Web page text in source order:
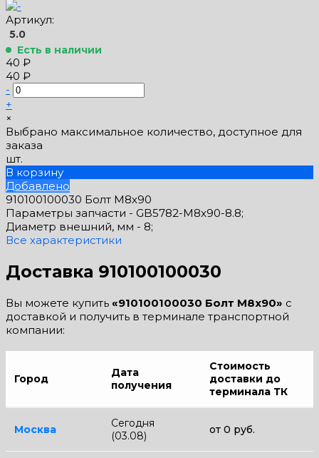
Артикул:
5.0
Есть в наличии
40 ₽
40 ₽
-
+
×
Выбрано максимальное количество, доступное для
заказа
шт.
В корзину
Добавлено
910100100030 Болт М8х90
Параметры запчасти - GB5782-M8x90-8.8;
Диаметр внешний, мм - 8;
Все характеристики
Доставка 910100100030
Вы можете купить «910100100030 Болт М8х90» с
доставкой и получить в терминале транспортной
компании:
Город
Дата
получения
Стоимость
доставки до
терминала ТК
Москва
Сегодня
(03.08)
от 0 руб.